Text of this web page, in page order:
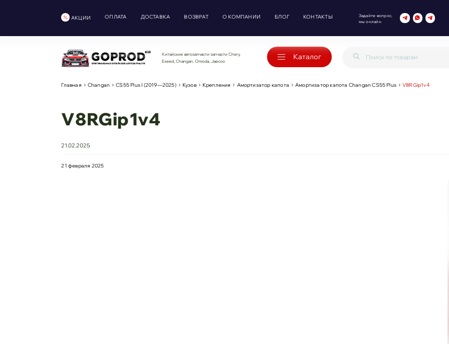
АКЦИИ ОПЛАТА ДОСТАВКА ВОЗВРАТ О КОМПАНИИ БЛОГ КОНТАКТЫ
Задайте вопрос,
мы онлайн
Китайские автозапчасти запчасти Chery,
Exeed, Changan, Omoda, Jaecoo
Каталог
Главная Changan CS55 Plus I (2019—2025) Кузов Крепления Амортизатор капота Амортизатор капота Changan CS55 Plus V8RGip1v4
V8RGip1v4
21.02.2025
21 февраля 2025